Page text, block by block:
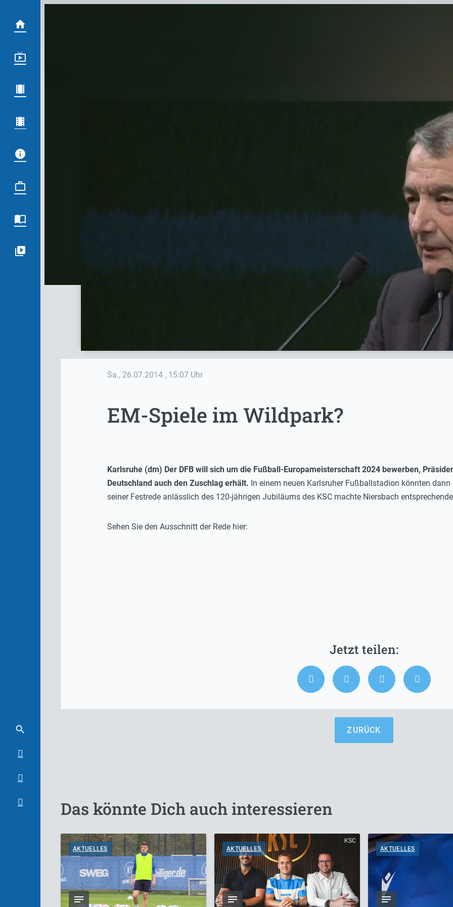
Sa., 26.07.2014 , 15:07 Uhr
EM-Spiele im Wildpark?
Karlsruhe (dm) Der DFB will sich um die Fußball-Europameisterschaft 2024 bewerben,
Deutschland auch den Zuschlag erhält. In einem neuen Karlsruher Fußballstadion könnten
seiner Festrede anlässlich des 120-jährigen Jubiläums des KSC machte Niersbach
Sehen Sie den Ausschnitt der Rede hier:
ZURÜCK
Das könnte Dich auch interessieren
AKTUELLES
KSC
AKTUELLES
AKTUELLES